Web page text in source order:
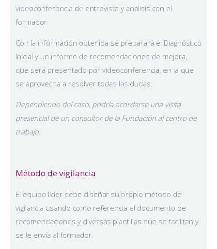
videoconferencia de entrevista y análisis con el
formador.
Con la información obtenida se preparará el Diagnóstico
Inicial y un informe de recomendaciones de mejora,
que será presentado por videoconferencia, en la que
se aprovecha a resolver todas las dudas.
Dependiendo del caso, podría acordarse una visita
presencial de un consultor de la Fundación al centro de
trabajo.
Método de vigilancia
El equipo líder debe diseñar su propio método de
vigilancia usando como referencia el documento de
recomendaciones y diversas plantillas que se facilitan y
se le envía al formador.